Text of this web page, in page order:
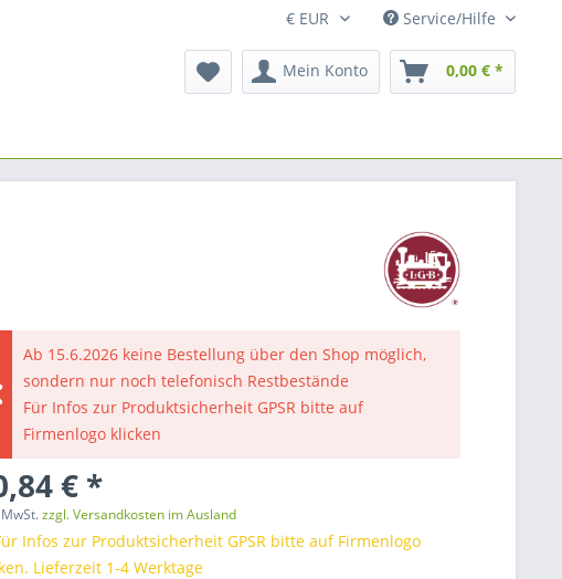
Service/Hilfe
Mein Konto 0,00 € *
Ab 15.6.2026 keine Bestellung über den Shop möglich,
sondern nur noch telefonisch Restbestände
Für Infos zur Produktsicherheit GPSR bitte auf
Firmenlogo klicken
€ *
zzgl. Versandkosten im Ausland
Infos zur Produktsicherheit GPSR bitte auf Firmenlogo
Lieferzeit 1-4 Werktage